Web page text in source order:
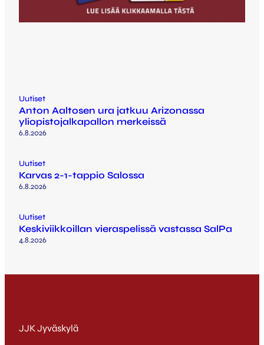
Uutiset
Anton Aaltosen ura jatkuu Arizonassa
yliopistojalkapallon merkeissä
6.8.2026
Uutiset
Karvas 2-1-tappio Salossa
6.8.2026
Uutiset
Keskiviikkoillan vieraspelissä vastassa SalPa
4.8.2026
JJK Jyväskylä